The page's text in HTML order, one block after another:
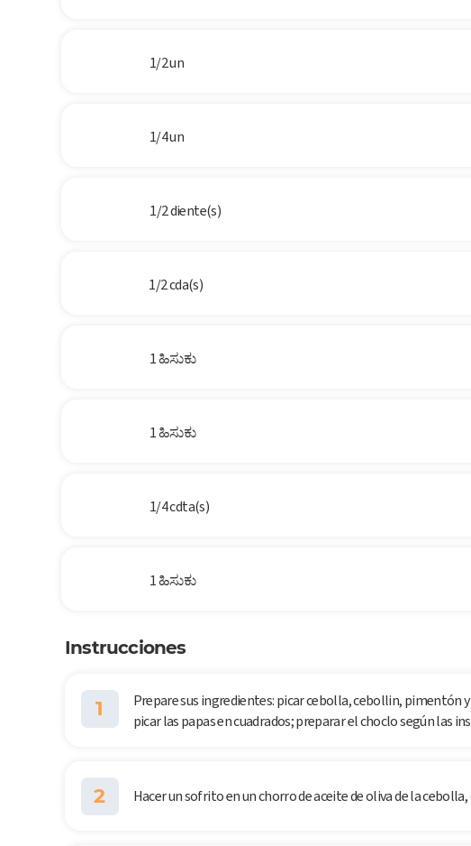
1/2 un
1/4 un
1/2 diente(s)
1/2 cda(s)
1 ಹಿಸುಕು
1 ಹಿಸುಕು
1/4 cdta(s)
1 ಹಿಸುಕು
Instrucciones
1
Prepare sus ingredientes: picar cebolla, cebollin, pimentón
picar las papas en cuadrados; preparar el choclo según las
2 Hacer un sofrito en un chorro de aceite de oliva de la